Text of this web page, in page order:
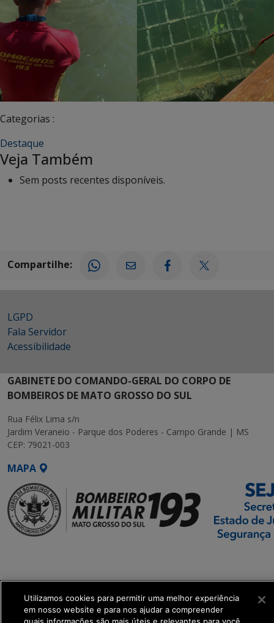
Categorias :
Destaque
Veja Também
Sem posts recentes disponíveis.
Compartilhe:
LGPD
Fala Servidor
Acessibilidade
GABINETE DO COMANDO-GERAL DO CORPO DE
BOMBEIROS DE MATO GROSSO DO SUL
Rua Félix Lima s/n
Jardim Veraneio - Parque dos Poderes - Campo Grande | MS
CEP: 79021-003
MAPA
Transformação Digital
get_footer();
Utilizamos cookies para permitir uma melhor experiência
em nosso website e para nos ajudar a compreender